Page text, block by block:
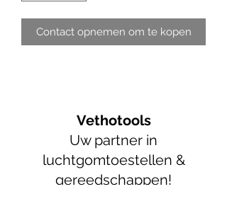
Contact opnemen om te kopen
Vethotools
Uw partner in
luchtgomtoestellen &
gereedschappen!